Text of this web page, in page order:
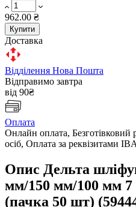
962.00 ₴
Купити
Доставка
Відділення Нова Пошта
Відправимо завтра
від 90₴
Оплата
Онлайн оплата,
осіб, Оплата за реквізитами
Опис Дельта
мм/150 мм/100 мм 7
(пачка 50 шт)